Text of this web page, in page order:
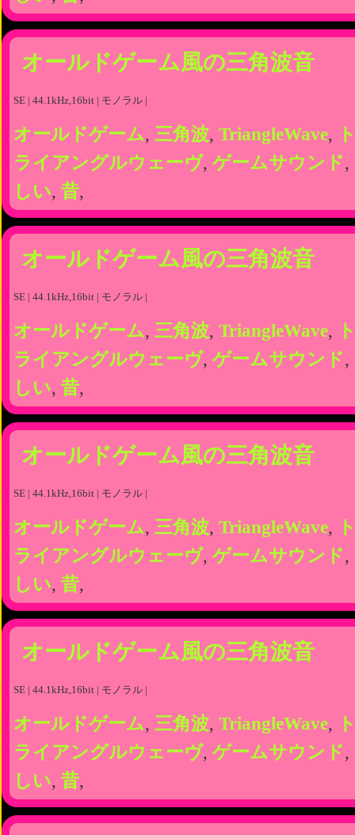
オールドゲーム風の三角波音
SE | 44.1kHz,16bit | モノラル |
オールドゲーム, 三角波, TriangleWave,
ライアングルウェーヴ, ゲームサウンド,
しい, 昔,
オールドゲーム風の三角波音
SE | 44.1kHz,16bit | モノラル |
オールドゲーム, 三角波, TriangleWave,
ライアングルウェーヴ, ゲームサウンド,
しい, 昔,
オールドゲーム風の三角波音
SE | 44.1kHz,16bit | モノラル |
オールドゲーム, 三角波, TriangleWave,
ライアングルウェーヴ, ゲームサウンド,
しい, 昔,
オールドゲーム風の三角波音
SE | 44.1kHz,16bit | モノラル |
オールドゲーム, 三角波, TriangleWave,
ライアングルウェーヴ, ゲームサウンド,
しい, 昔,